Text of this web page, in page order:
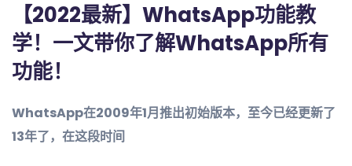
【2022最新】WhatsApp功能教
学！一文带你了解WhatsApp所有
功能！
WhatsApp在2009年1月推出初始版本，至今已经更新了
13年了，在这段时间